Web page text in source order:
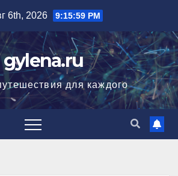
6th, 2026 9:16:00 PM
gylena.ru
для каждого